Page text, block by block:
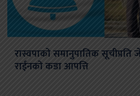
रास्वपाको समानुपातिक सूचीप्रति
राईनको कडा आपत्ति